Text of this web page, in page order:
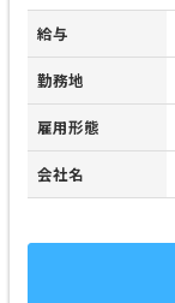
給与
勤務地
雇用形態
会社名